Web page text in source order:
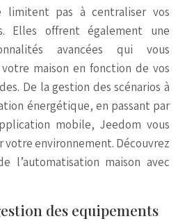
limitent pas à centraliser vos
Elles offrent également une
avancées qui vous
maison en fonction de vos
De la gestion des scénarios à
énergétique, en passant par
mobile, Jeedom vous
environnement. Découvrez
l’automatisation maison avec
des equipements